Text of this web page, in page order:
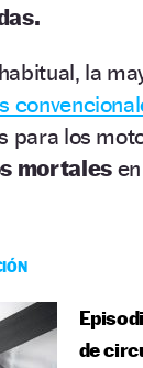
la
para los
mortales
de